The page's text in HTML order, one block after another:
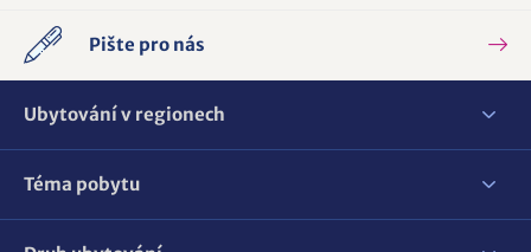
Pište pro nás
Ubytování v regionech
Téma pobytu